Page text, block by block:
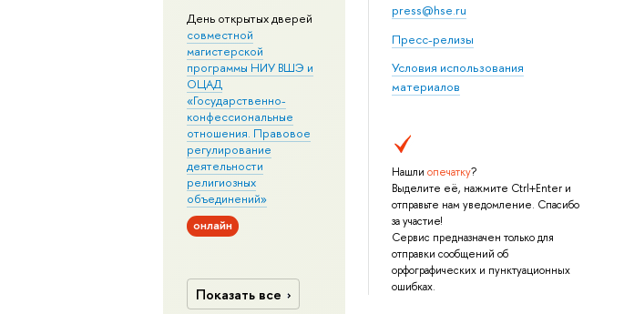
press@hse.ru
Пресс-релизы
Условия использования
материалов
Нашли опечатку?
Выделите её, нажмите Ctrl+Enter и
отправьте нам уведомление. Спасибо
за участие!
Сервис предназначен только для
отправки сообщений об
орфографических и пунктуационных
ошибках.
День открытых дверей
совместной
магистерской
программы НИУ ВШЭ и
ОЦАД
«Государственно-
конфессиональные
отношения. Правовое
регулирование
деятельности
религиозных
объединений»
онлайн
Показать все